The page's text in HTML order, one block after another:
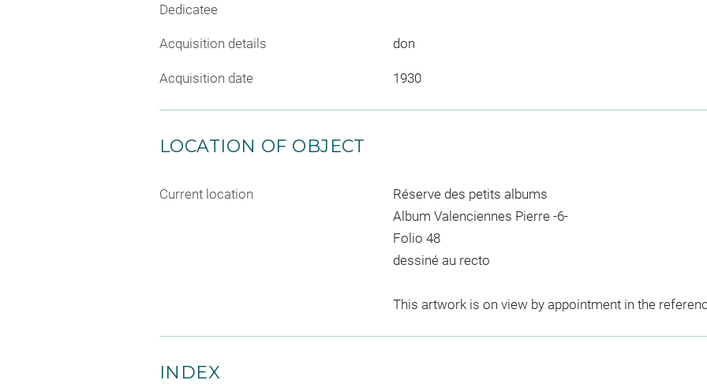
Dedicatee
Acquisition details don
Acquisition date 1930
LOCATION OF OBJECT
Current location
Réserve des petits albums
Album Valenciennes Pierre -6-
Folio 48
dessiné au recto
This artwork is on view by appointment in the
INDEX